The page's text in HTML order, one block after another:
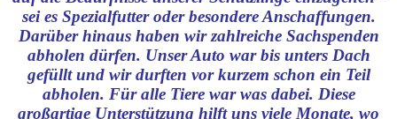
sei es Spezialfutter oder besondere Anschaffungen.
Darüber hinaus haben wir zahlreiche Sachspenden
abholen dürfen. Unser Auto war bis unters Dach
gefüllt und wir durften vor kurzem schon ein Teil
abholen. Für alle Tiere war was dabei. Diese
großartige Unterstützung hilft uns viele Monate, wo